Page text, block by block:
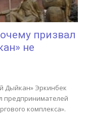
призвал
не
Дыйкан» Эркинбек
предпринимателей
комплекса».